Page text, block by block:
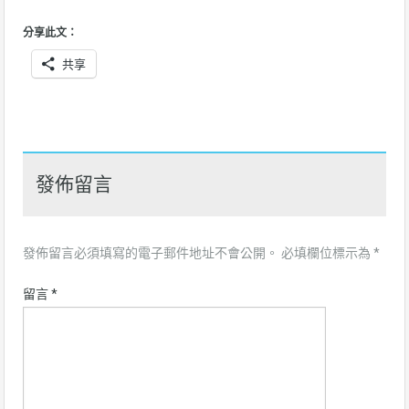
分享此文：
共享
發佈留言
發佈留言必須填寫的電子郵件地址不會公開。 必填欄位標示為 *
留言*